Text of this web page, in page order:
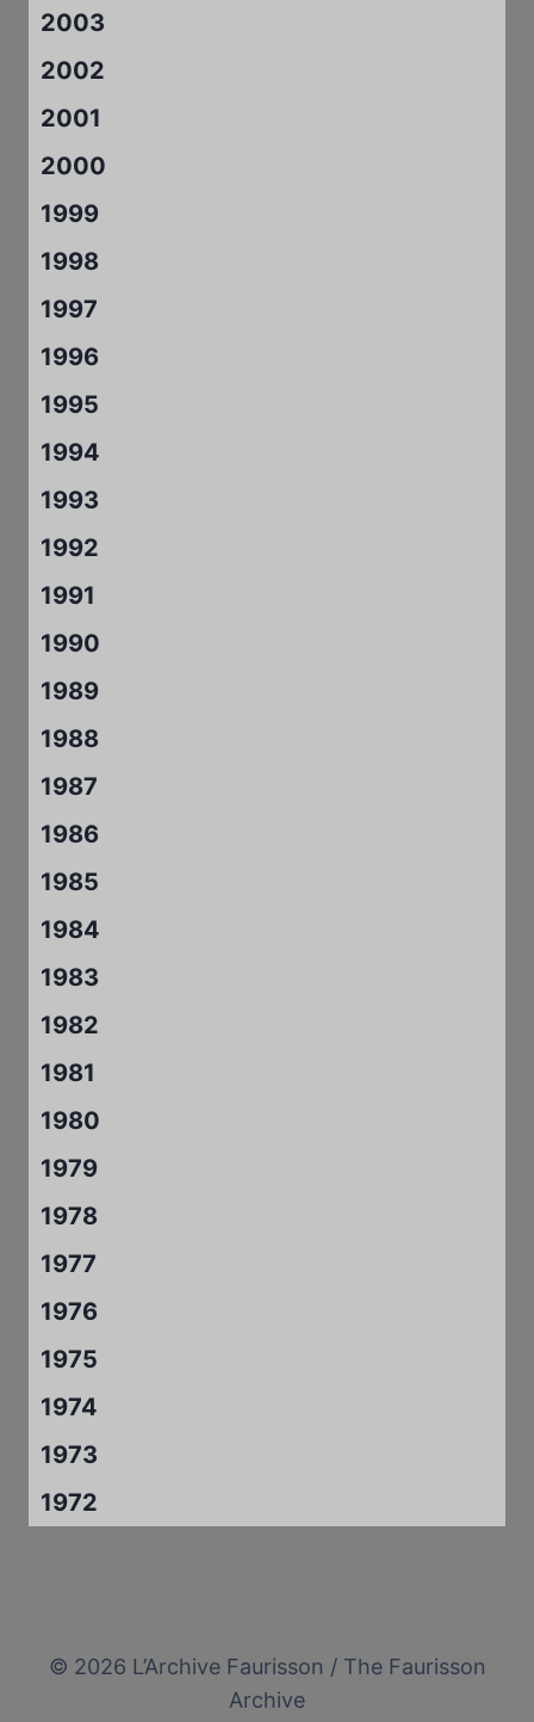
2003
2002
2001
2000
1999
1998
1997
1996
1995
1994
1993
1992
1991
1990
1989
1988
1987
1986
1985
1984
1983
1982
1981
1980
1979
1978
1977
1976
1975
1974
1973
1972
© 2026 L’Archive Faurisson / The Faurisson
Archive